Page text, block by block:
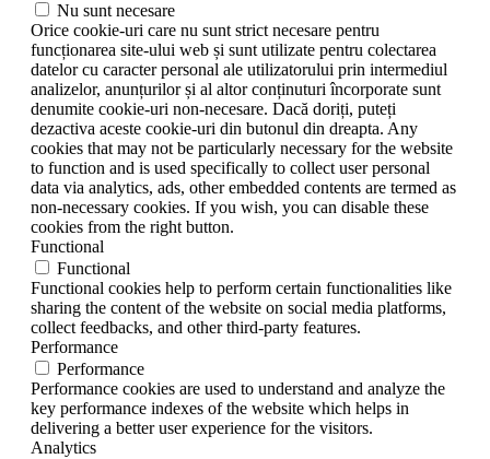
Nu sunt necesare
Orice cookie-uri care nu sunt strict necesare pentru
funcționarea site-ului web și sunt utilizate pentru colectarea
datelor cu caracter personal ale utilizatorului prin intermediul
analizelor, anunțurilor și al altor conținuturi încorporate sunt
denumite cookie-uri non-necesare. Dacă doriți, puteți
dezactiva aceste cookie-uri din butonul din dreapta. Any
cookies that may not be particularly necessary for the website
to function and is used specifically to collect user personal
data via analytics, ads, other embedded contents are termed as
non-necessary cookies. If you wish, you can disable these
cookies from the right button.
Functional
Functional
Functional cookies help to perform certain functionalities like
sharing the content of the website on social media platforms,
collect feedbacks, and other third-party features.
Performance
Performance
Performance cookies are used to understand and analyze the
key performance indexes of the website which helps in
delivering a better user experience for the visitors.
Analytics